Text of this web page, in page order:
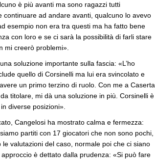
è più avanti ma sono ragazzi tutti
continuare ad andare avanti, qualcuno lo avevo
esempio non era tra questi ma ha fatto bene
con loro e se ci sarà la possibilità di farli stare
mi creerò problemi».
soluzione importante sulla fascia: «L’ho
quello di Corsinelli ma lui era svincolato e
un primo terzino di ruolo. Con me a Caserta
titolare, mi dà una soluzione in più. Corsinelli è
diverse posizioni».
Cangelosi ha mostrato calma e fermezza:
partiti con 17 giocatori che non sono pochi,
valutazioni del caso, normale poi che ci siano
è dettato dalla prudenza: «Si può fare